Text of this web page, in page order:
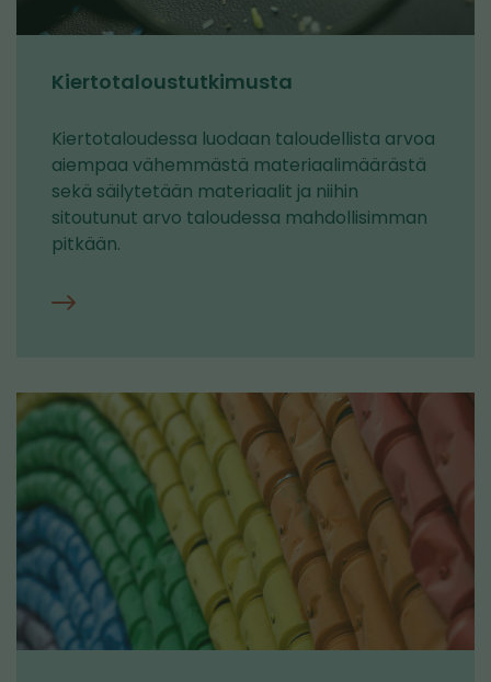
Kiertotaloustutkimusta
Kiertotaloudessa luodaan taloudellista arvoa
aiempaa vähemmästä materiaalimäärästä
sekä säilytetään materiaalit ja niihin
sitoutunut arvo taloudessa mahdollisimman
pitkään.
Materiaalit